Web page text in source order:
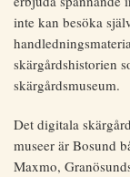
inte kan besöka
skärgårdshistorien
skärgårdsmuseum.
Det digitala
museer är Bosund
Maxmo,